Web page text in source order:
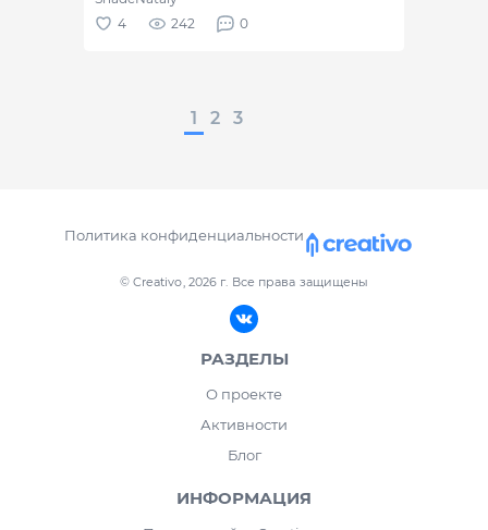
1 2 3
© Creativo, 2026 г. Все права защищены
Политика конфиденциальности
РАЗДЕЛЫ
О проекте
Активности
Блог
ИНФОРМАЦИЯ